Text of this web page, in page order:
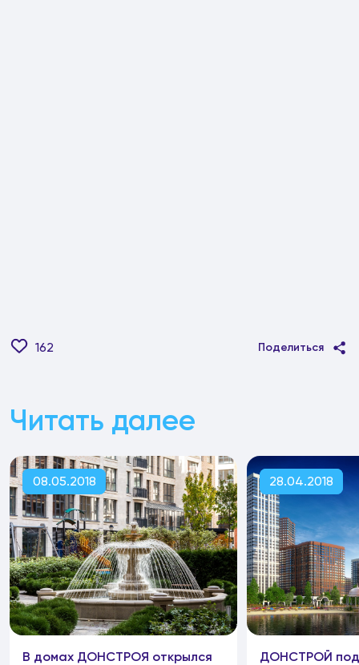
162 Поделиться
Читать далее
08.05.2018
В домах ДОНСТРОЯ открылся
28.04.2018
ДОНСТРОЙ